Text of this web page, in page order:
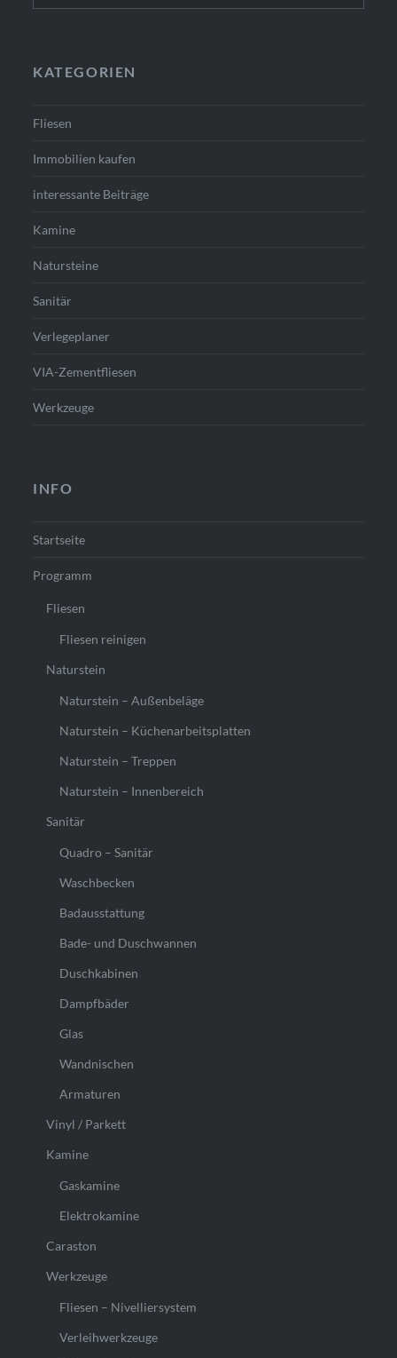
KATEGORIEN
Fliesen
Immobilien kaufen
interessante Beiträge
Kamine
Natursteine
Sanitär
Verlegeplaner
VIA-Zementfliesen
Werkzeuge
INFO
Startseite
Programm
Fliesen
Fliesen reinigen
Naturstein
Naturstein – Außenbeläge
Naturstein – Küchenarbeitsplatten
Naturstein – Treppen
Naturstein – Innenbereich
Sanitär
Quadro – Sanitär
Waschbecken
Badausstattung
Bade- und Duschwannen
Duschkabinen
Dampfbäder
Glas
Wandnischen
Armaturen
Vinyl / Parkett
Kamine
Gaskamine
Elektrokamine
Caraston
Werkzeuge
Fliesen – Nivelliersystem
Verleihwerkzeuge